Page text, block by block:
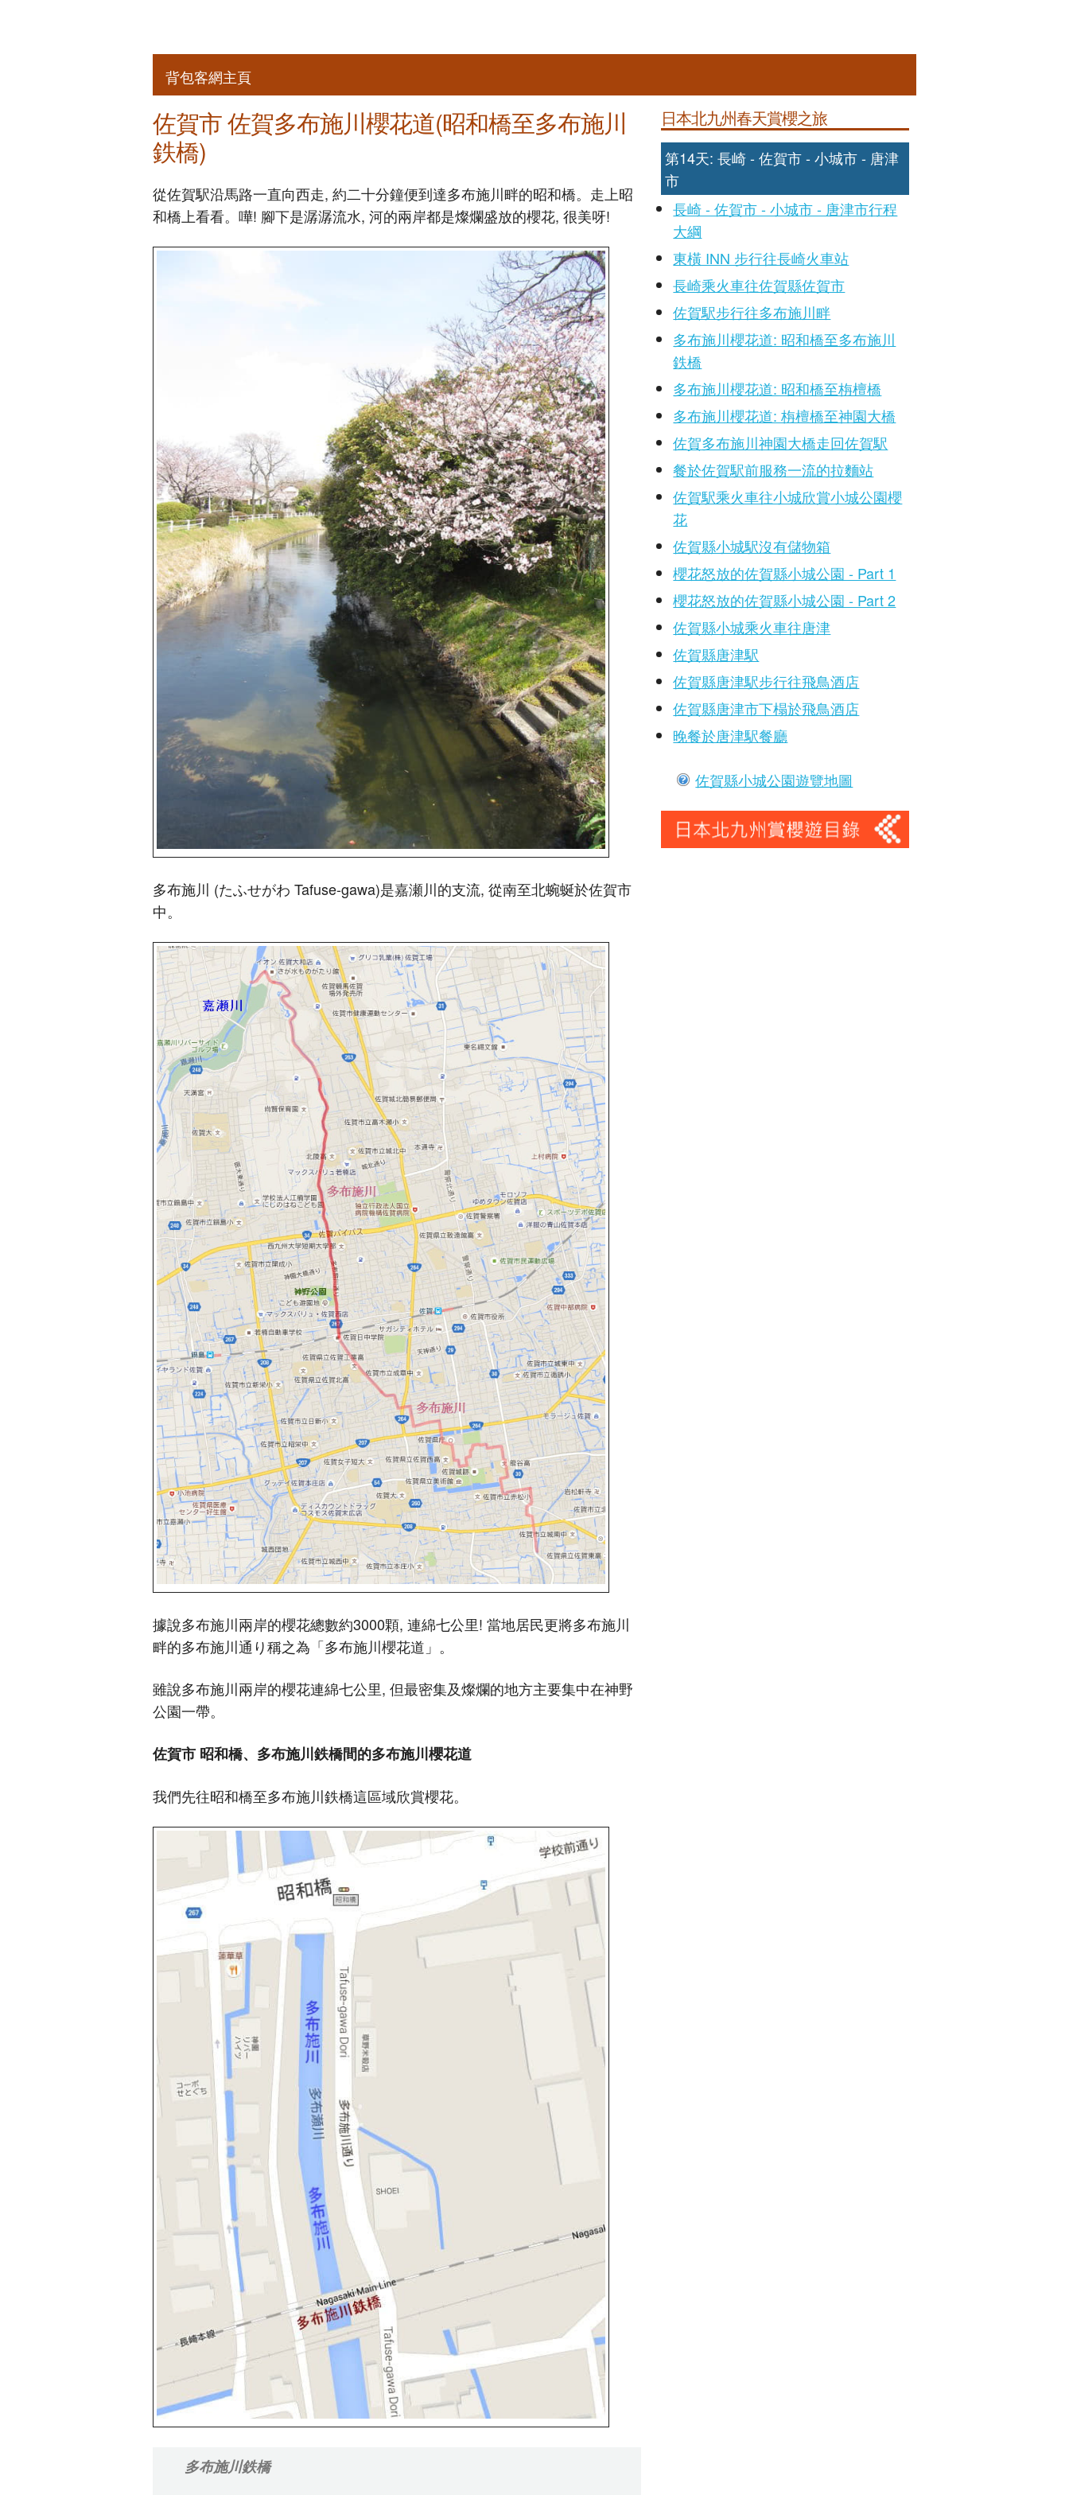
背包客網主頁
佐賀市 佐賀多布施川櫻花道(昭和橋至多布施川
鉄橋)
從佐賀駅沿馬路一直向西走, 約二十分鐘便到達多布施川畔的昭和橋。走上昭
和橋上看看。嘩! 腳下是潺潺流水, 河的兩岸都是燦爛盛放的櫻花, 很美呀!
多布施川 (たふせがわ Tafuse-gawa)是嘉瀬川的支流, 從南至北蜿蜒於佐賀市
中。
據說多布施川兩岸的櫻花總數約3000顆, 連綿七公里! 當地居民更將多布施川
畔的多布施川通り稱之為「多布施川櫻花道」。
雖說多布施川兩岸的櫻花連綿七公里, 但最密集及燦爛的地方主要集中在神野
公園一帶。
佐賀市 昭和橋、多布施川鉄橋間的多布施川櫻花道
我們先往昭和橋至多布施川鉄橋這區域欣賞櫻花。
多布施川鉄橋
日本北九州春天賞櫻之旅
第14天: 長崎 - 佐賀市 - 小城市 - 唐津
市
長崎 - 佐賀市 - 小城市 - 唐津市行程
大綱
東橫 INN 步行往長崎火車站
長崎乘火車往佐賀縣佐賀市
佐賀駅步行往多布施川畔
多布施川櫻花道: 昭和橋至多布施川
鉄橋
多布施川櫻花道: 昭和橋至栴檀橋
多布施川櫻花道: 栴檀橋至神園大橋
佐賀多布施川神園大橋走回佐賀駅
餐於佐賀駅前服務一流的拉麵站
佐賀駅乘火車往小城欣賞小城公園櫻
花
佐賀縣小城駅沒有儲物箱
櫻花怒放的佐賀縣小城公園 - Part 1
櫻花怒放的佐賀縣小城公園 - Part 2
佐賀縣小城乘火車往唐津
佐賀縣唐津駅
佐賀縣唐津駅步行往飛鳥酒店
佐賀縣唐津市下榻於飛鳥酒店
晚餐於唐津駅餐廳
佐賀縣小城公園遊覽地圖